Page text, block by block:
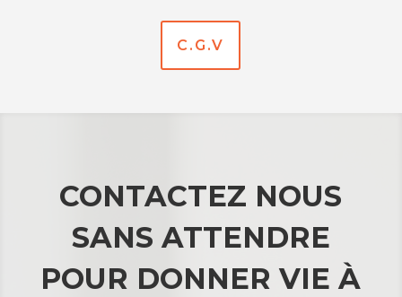
C.G.V
CONTACTEZ NOUS
SANS ATTENDRE
POUR DONNER VIE À